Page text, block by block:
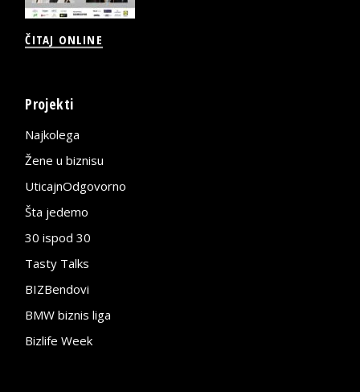
ČITAJ ONLINE
Projekti
Najkolega
Žene u biznisu
UticajnOdgovorno
Šta jedemo
30 ispod 30
Tasty Talks
BIZBendovi
BMW biznis liga
Bizlife Week